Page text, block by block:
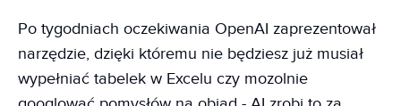
Po tygodniach oczekiwania OpenAI zaprezentował
narzędzie, dzięki któremu nie będziesz już musiał
wypełniać tabelek w Excelu czy mozolnie